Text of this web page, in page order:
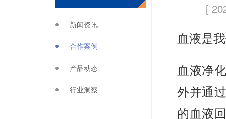
新闻资讯
合作案例
产品动态
行业洞察
[
血液是
血液净
外并通
的血液